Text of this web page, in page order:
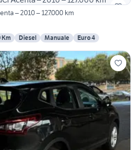
– 2010 – 127.000 km
Km Diesel Manuale Euro 4